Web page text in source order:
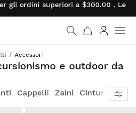
gli ordini superiori a $300.00 .
page
Accessori
e outdoor da
Cappelli Zaini Cinture Altri